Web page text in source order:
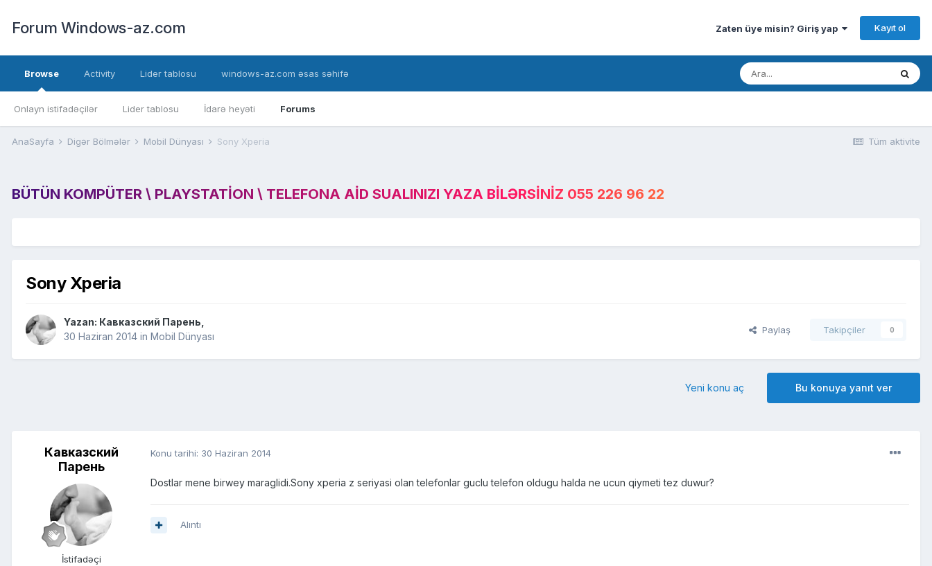
Forum Windows-az.com Zaten üye misin? Giriş yap Kayıt ol
Browse
Onlayn istifadəçilər Lider tablosu İdarə heyəti Forums
Activity Lider tablosu windows-az.com əsas səhifə
Tüm aktivite
AnaSayfa Digər Bölmələr Mobil Dünyası Sony Xperia
BÜTÜN KOMPÜTER \ PLAYSTATION \ TELEFONA AID SUALINIZI YAZA BILƏRSINIZ 055 226 96 22
Sony Xperia
Yazan: Кавказский Парень
30 Haziran 2014 in Mobil Dünyası
Paylaş Takipçiler 0
Bu konuya yanıt ver
Yeni konu aç
Кавказский
Парень
İstifadəçi
Konu tarihi: 30 Haziran 2014
Dostlar mene birwey maraglidi.Sony xperia z seriyasi olan telefonlar guclu telefon oldugu halda ne ucun qiymeti tez duwur?
Alıntı